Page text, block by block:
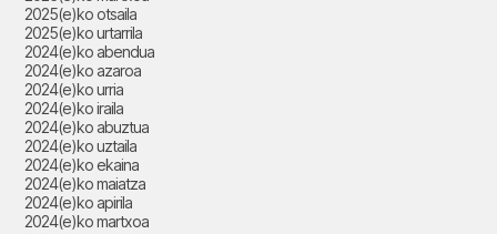
2025(e)ko otsaila
2025(e)ko urtarrila
2024(e)ko abendua
2024(e)ko azaroa
2024(e)ko urria
2024(e)ko iraila
2024(e)ko abuztua
2024(e)ko uztaila
2024(e)ko ekaina
2024(e)ko maiatza
2024(e)ko apirila
2024(e)ko martxoa